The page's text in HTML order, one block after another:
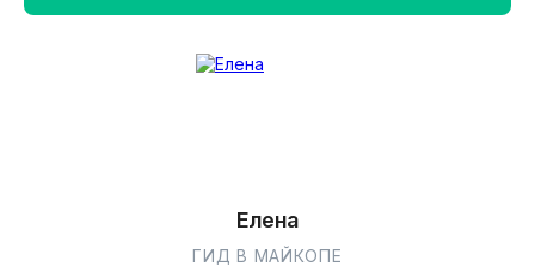
мифологии и религии. Каждый ориентируется
расскажет вам о том, что вы увидите, и
Елена
ГИД В МАЙКОПЕ